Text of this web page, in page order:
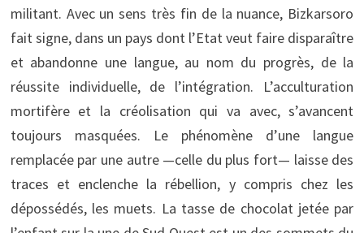
militant. Avec un sens très fin de la nuance, Bizkarsoro
fait signe, dans un pays dont l’Etat veut faire disparaître
et abandonne une langue, au nom du progrès, de la
réussite individuelle, de l’intégration. L’acculturation
mortifère et la créolisation qui va avec, s’avancent
toujours masquées. Le phénomène d’une langue
remplacée par une autre —celle du plus fort— laisse des
traces et enclenche la rébellion, y compris chez les
dépossédés, les muets. La tasse de chocolat jetée par